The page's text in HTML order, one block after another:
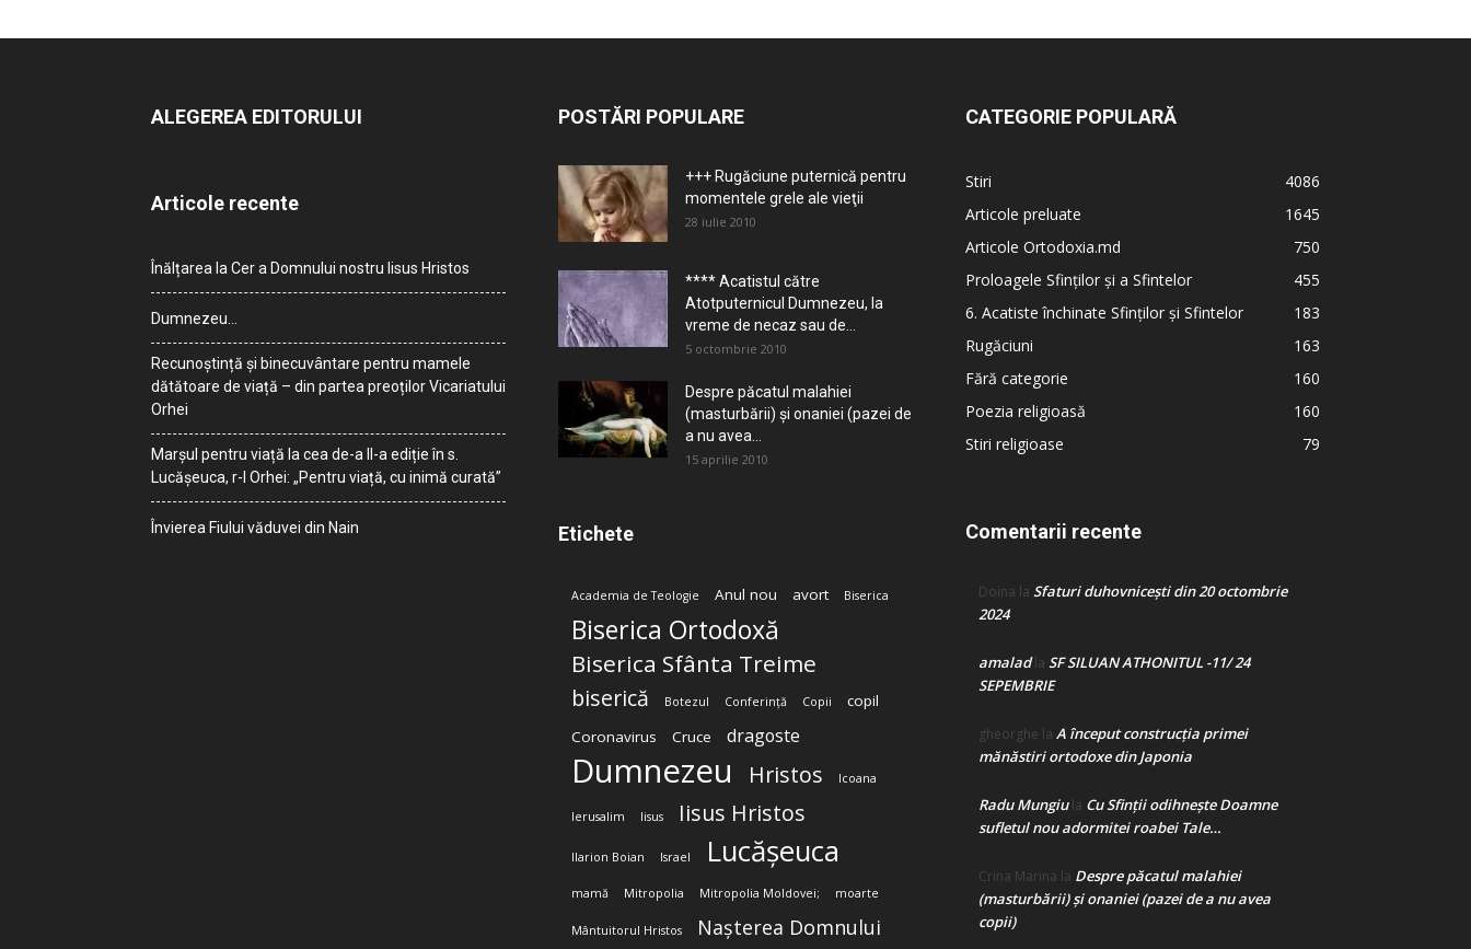
ALEGEREA EDITORULUI
Articole recente
Înălțarea la Cer a Domnului nostru Iisus Hristos
Dumnezeu…
Recunoștință și binecuvântare pentru mamele
dătătoare de viață – din partea preoților Vicariatului
Orhei
Marșul pentru viață la cea de-a II-a ediție în s.
Lucășeuca, r-l Orhei: „Pentru viață, cu inimă curată”
Învierea Fiului văduvei din Nain
POSTĂRI POPULARE
+++ Rugăciune puternică pentru
momentele grele ale vieţii
28 iulie 2010
**** Acatistul către
Atotputernicul Dumnezeu, la
vreme de necaz sau de...
5 octombrie 2010
Despre păcatul malahiei
(masturbării) şi onaniei (pazei de
a nu avea...
15 aprilie 2010
Etichete
Academia de Teologie Anul nou avort Biserica
Biserica Ortodoxă
Biserica Sfânta Treime
biserică Botezul Conferință Copii
copil
Coronavirus
Cruce dragoste
Dumnezeu Hristos Icoana
Ierusalim Iisus Iisus Hristos
Ilarion Boian Israel Lucășeuca
mamă Mitropolia Mitropolia Moldovei; moarte
Mântuitorul Hristos Nașterea Domnului
CATEGORIE POPULARĂ
Stiri
4086
Articole preluate
1645
Articole Ortodoxia.md
750
Proloagele Sfinților și a Sfintelor
455
6. Acatiste închinate Sfinților și Sfintelor
183
Rugăciuni
163
Fără categorie
160
Poezia religioasă
160
Stiri religioase
79
Comentarii recente
Doina la Sfaturi duhovnicești din 20 octombrie
2024
amaladla SF SILUAN ATHONITUL -11/ 24
SEPEMBRIE
gheorghe la A început construcţia primei
mănăstiri ortodoxe din Japonia
Radu Mungiula Cu Sfinții odihnește Doamne
sufletul nou adormitei roabei Tale…
Crina Marina la Despre păcatul malahiei
(masturbării) şi onaniei (pazei de a nu avea
copii)